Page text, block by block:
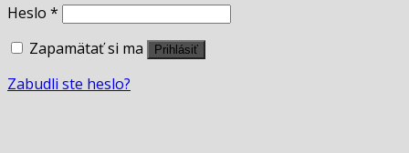
Heslo *
Zapamätať si ma
Prihlásiť
Zabudli ste heslo?